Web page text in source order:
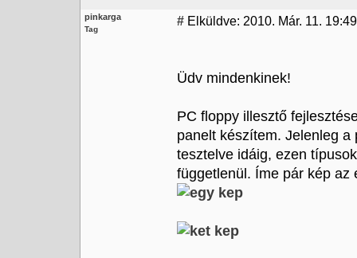
pinkarga
Tag
# Elküldve: 2010. Már. 11. 19:49
Üdv mindenkinek!
PC floppy illesztő
panelt készítem. Jelenleg a
tesztelve idáig, ezen
függetlenül. Íme pár kép az